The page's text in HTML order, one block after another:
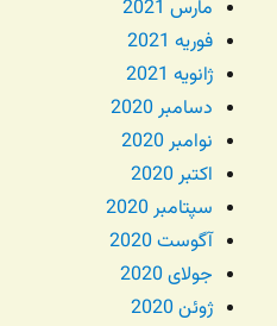
مارس 2021
فوریه 2021
ژانویه 2021
دسامبر 2020
نوامبر 2020
اکتبر 2020
سپتامبر 2020
آگوست 2020
جولای 2020
ژوئن 2020